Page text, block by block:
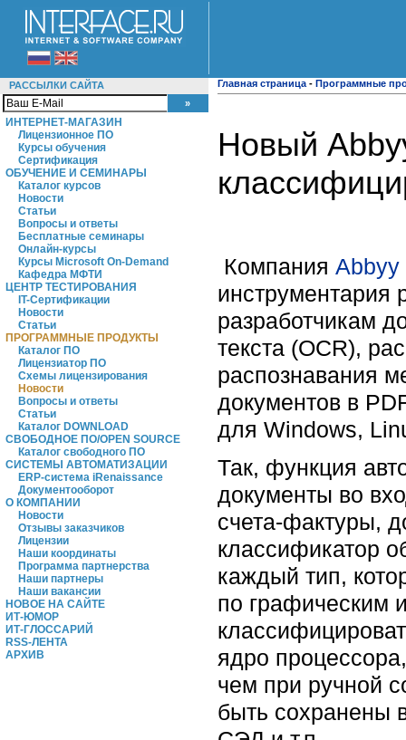
РАССЫЛКИ САЙТА
ИНТЕРНЕТ-МАГАЗИН
Лицензионное ПО
Курсы обучения
Сертификация
ОБУЧЕНИЕ И СЕМИНАРЫ
Каталог курсов
Новости
Статьи
Вопросы и ответы
Бесплатные семинары
Онлайн-курсы
Курсы Microsoft On-Demand
Кафедра МФТИ
ЦЕНТР ТЕСТИРОВАНИЯ
IT-Сертификации
Новости
Статьи
ПРОГРАММНЫЕ ПРОДУКТЫ
Каталог ПО
Лицензиатор ПО
Схемы лицензирования
Новости
Вопросы и ответы
Статьи
Каталог DOWNLOAD
СВОБОДНОЕ ПО/OPEN SOURCE
Каталог свободного ПО
СИСТЕМЫ АВТОМАТИЗАЦИИ
ERP-система iRenaissance
Документооборот
О КОМПАНИИ
Новости
Отзывы заказчиков
Лицензии
Наши координаты
Программа партнерства
Наши партнеры
Наши вакансии
НОВОЕ НА САЙТЕ
ИТ-ЮМОР
ИТ-ГЛОССАРИЙ
RSS-ЛЕНТА
АРХИВ
Главная страница - Программные
Новый
Компания Abbyy
инструментария
разработчикам
текста (OCR),
распознавания
документов в
для Windows,
Так, функция
документы во
счета-фактуры,
классификатор
каждый тип,
по графическим
ядро
чем при ручной
быть сохранены